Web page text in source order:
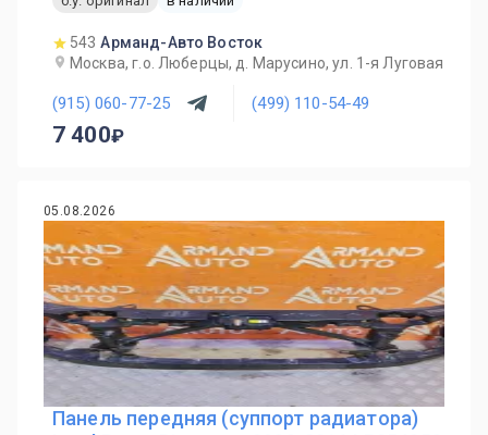
543 Арманд-Авто Восток
Москва, г.о. Люберцы, д. Марусино, ул. 1-я Луговая
(915) 060-77-25 (499) 110-54-49
7 400
05.08.2026
Панель передняя (суппорт радиатора)